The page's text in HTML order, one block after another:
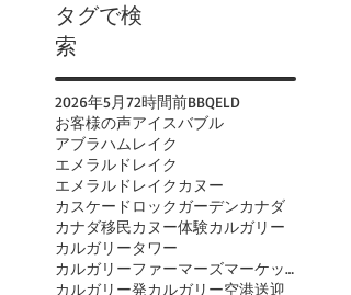
タグで検
索
2026年5月72時間前BBQELD
お客様の声アイスバブル
アブラハムレイク
エメラルドレイク
エメラルドレイクカヌー
カスケードロックガーデンカナダ
カナダ移民カヌー体験カルガリー
カルガリータワー
カルガリーファーマーズマーケット
カルガリー発カルガリー空港送迎